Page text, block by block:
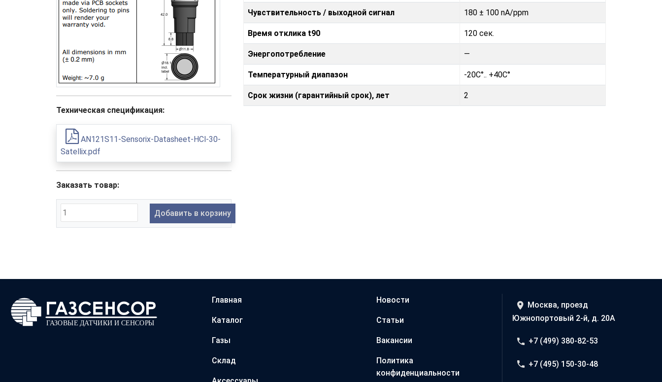
Техническая спецификация:
AN121S11-Sensorix-Datasheet-HCl-30-
Satellix.pdf
Заказать товар:
Добавить в корзину
Чувствительность / выходной сигнал 180 ± 100 nA/ppm
Время отклика t90 120 сек.
Энергопотребление —
Температурный диапазон -20C°.. +40C°
Срок жизни (гарантийный срок), лет 2
Главная
Каталог
Газы
Склад
Новости
Статьи
Вакансии
Политика
конфиденциальности
Москва, проезд
Южнопортовый 2-й, д. 20А
+7 (499) 380-82-53
+7 (495) 150-30-48